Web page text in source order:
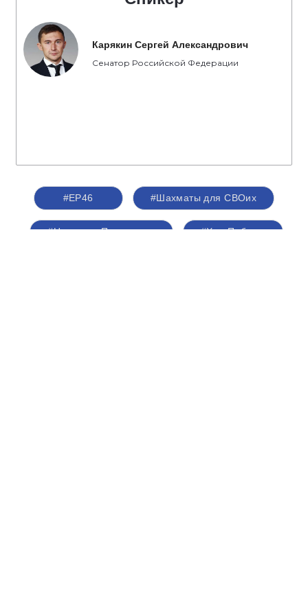
Карякин Сергей Александрович
Сенатор Российской Федерации
#ЕР46 #Шахматы для СВОих
#НароднаяПрограмма #Ход Победы